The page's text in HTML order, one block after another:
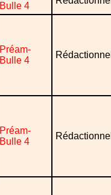
Bulle 4
Préam-
Bulle 4
Rédactionnel
Préam-
Bulle 4
Rédactionnel